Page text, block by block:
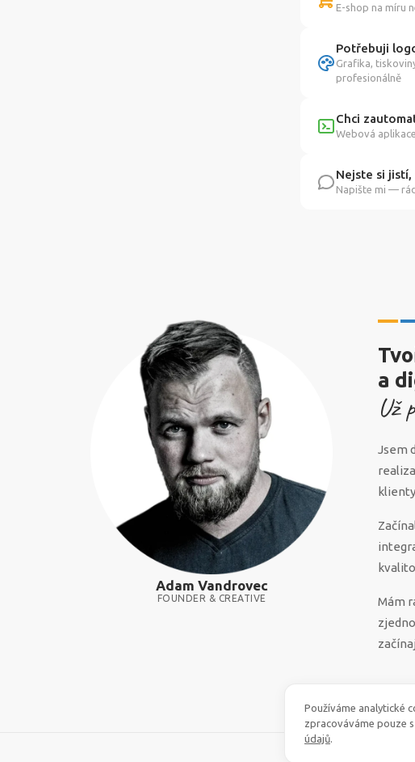
E-shop na míru
Potřebuji
Grafika,
profesionálně
Chci
Webová
Nejste si
Napište mi —
Adam Vandrovec
FOUNDER & CREATIVE
a
Už
Jsem
Mám
Používáme analytické
zpracováváme pouze
údajů.